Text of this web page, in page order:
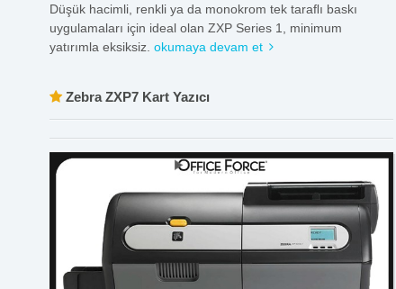
Düşük hacimli, renkli ya da monokrom tek taraﬂı baskı
uygulamaları için ideal olan ZXP Series 1, minimum
yatırımla eksiksiz. okumaya devam et
Zebra ZXP7 Kart Yazıcı